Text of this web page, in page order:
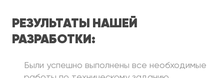
РЕЗУЛЬТАТЫ НАШЕЙ
РАЗРАБОТКИ:
Были успешно выполнены все необходимые